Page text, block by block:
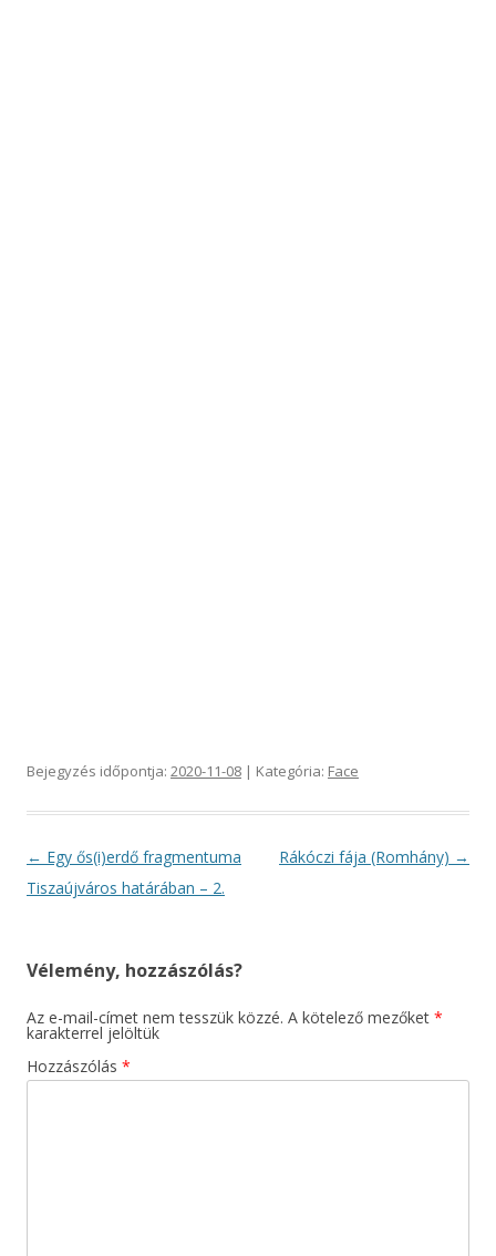
Bejegyzés időpontja: 2020-11-08 | Kategória: Face
Bejegyzés navigáció
← Egy ős(i)erdő fragmentuma
Tiszaújváros határában – 2.
Rákóczi fája (Romhány) →
Vélemény, hozzászólás?
Az e-mail-címet nem tesszük közzé. A kötelező mezőket *
karakterrel jelöltük
Hozzászólás *